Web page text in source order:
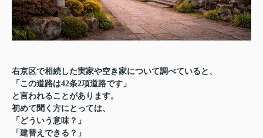
右京区で相続した実家や空き家について調べていると、
「この道路は42条2項道路です」
と言われることがあります。
初めて聞く方にとっては、
「どういう意味？」
「建替えできる？」